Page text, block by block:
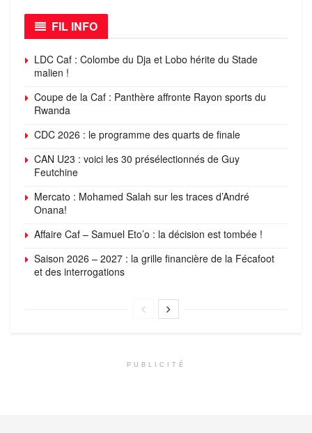
FIL INFO
LDC Caf : Colombe du Dja et Lobo hérite du Stade
malien !
Coupe de la Caf : Panthère affronte Rayon sports du
Rwanda
CDC 2026 : le programme des quarts de finale
CAN U23 : voici les 30 présélectionnés de Guy
Feutchine
Mercato : Mohamed Salah sur les traces d’André
Onana!
Affaire Caf – Samuel Eto’o : la décision est tombée !
Saison 2026 – 2027 : la grille financière de la Fécafoot
et des interrogations
PUBLICITÉ